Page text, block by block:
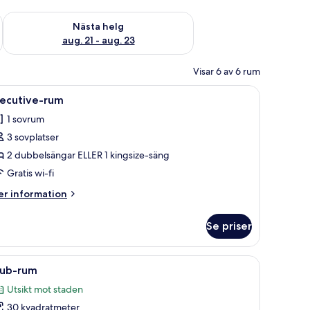
aug. 14 - aug. 16
Nästa helg
aug. 21 - aug. 23
Kontrollera tillgängligheten för nästa helg aug. 21 - aug. 23
Visar 6 av 6 rum
i trä, två sänglampor och ett nattduksbord med en telefon.
Ett hotellrum med två sängar, en
6 rum
1 sovrum
3 sovplatser
2 dubbelsängar ELLER 1 kingsize-säng
Gratis wi-fi
information
Se priser
en lampa och en väggmonterad kontrollpanel.
Ett modernt sovrum med en stor säng,
10 rum
Utsikt mot staden
30 kvadratmeter